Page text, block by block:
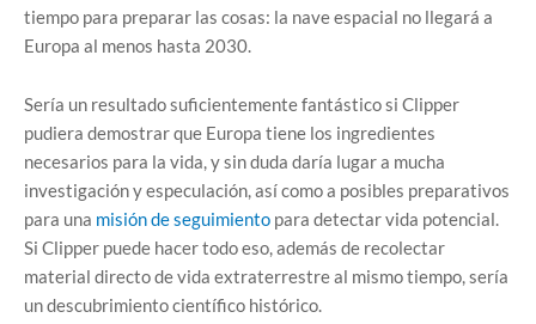
tiempo para preparar las cosas: la nave espacial no llegará a
Europa al menos hasta 2030.
Sería un resultado suficientemente fantástico si Clipper
pudiera demostrar que Europa tiene los ingredientes
necesarios para la vida, y sin duda daría lugar a mucha
investigación y especulación, así como a posibles preparativos
para una misión de seguimiento para detectar vida potencial.
Si Clipper puede hacer todo eso, además de recolectar
material directo de vida extraterrestre al mismo tiempo, sería
un descubrimiento científico histórico.